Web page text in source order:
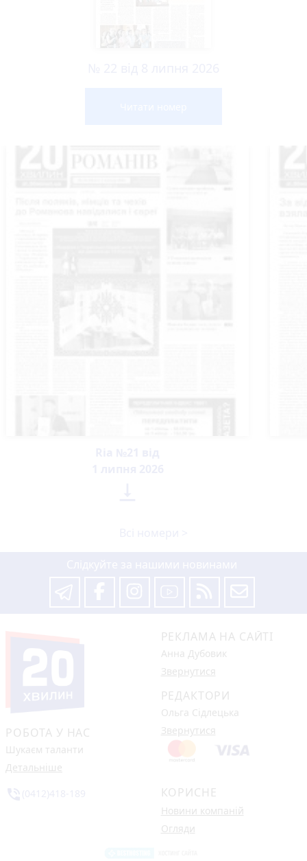
РОБОТА У НАС
Шукаєм таланти
Детальніше
РЕКЛАМА НА САЙТІ
Анна Дубовик
Звернутися
РЕДАКТОРИ
Ольга Сідлецька
Звернутися
КОРИСНЕ
Новини компаній
Огляди